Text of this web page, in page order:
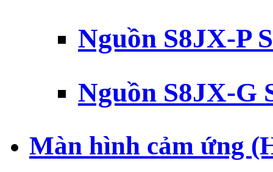
Nguồn S8JX-P
Nguồn S8JX-G
Màn hình cảm ứng